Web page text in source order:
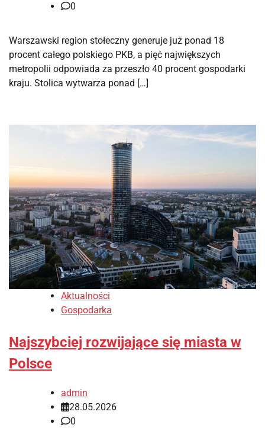
0
Warszawski region stołeczny generuje już ponad 18
procent całego polskiego PKB, a pięć największych
metropolii odpowiada za przeszło 40 procent gospodarki
kraju. Stolica wytwarza ponad […]
Aktualności
Gospodarka
Najszybciej rozwijające się miasta w
Polsce
admin
28.05.2026
0